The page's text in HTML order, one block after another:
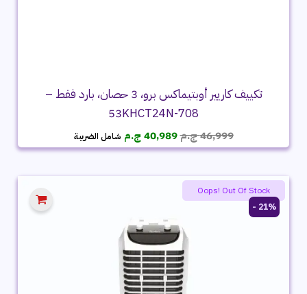
تكييف كاريير أوبتيماكس برو، 3 حصان، بارد فقط –
53KHCT24N-708
46,999ج.مالسعر
الأصلي
46,999 ج.م.
40,989 ج.م السعر
الحالي
40,989 ج.م.
شامل الضريبة
21% -
Oops! Out Of Stock
Summer product sale